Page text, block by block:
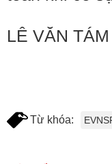
LÊ VĂN TÁM
Từ khóa: